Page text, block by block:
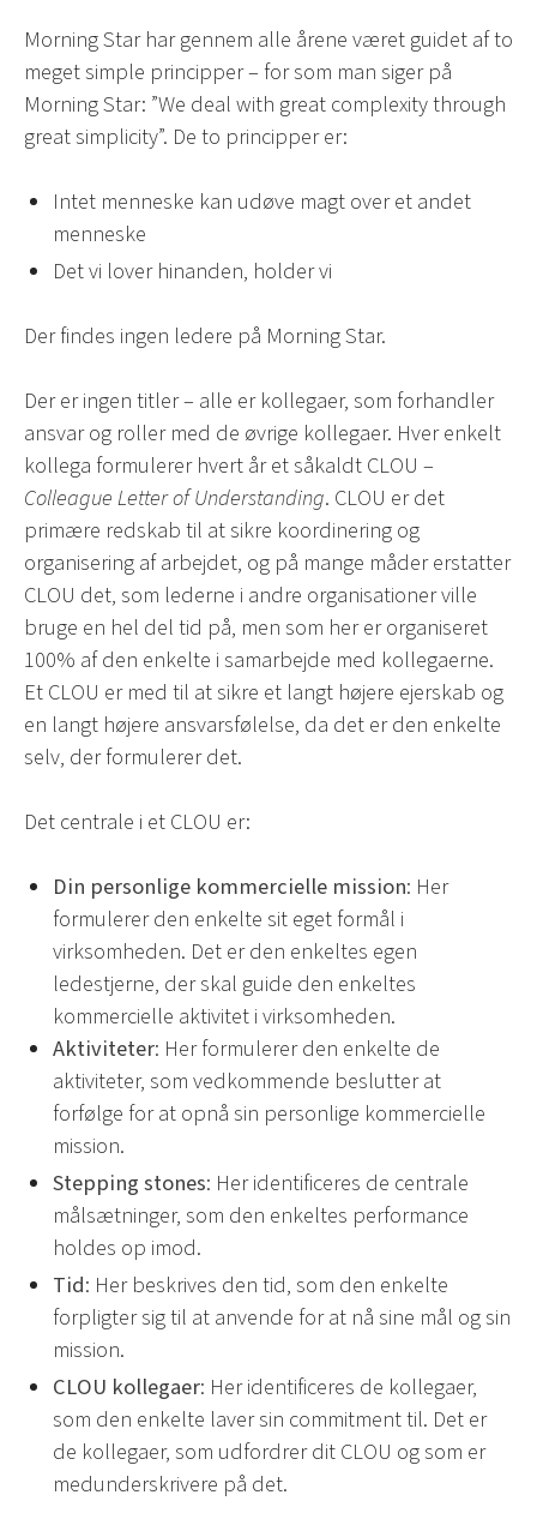
Morning Star har gennem alle årene været guidet af to
meget simple principper – for som man siger på
Morning Star: ”We deal with great complexity through
great simplicity”. De to principper er:
Intet menneske kan udøve magt over et andet
menneske
Det vi lover hinanden, holder vi
Der findes ingen ledere på Morning Star.
Der er ingen titler – alle er kollegaer, som forhandler
ansvar og roller med de øvrige kollegaer. Hver enkelt
kollega formulerer hvert år et såkaldt CLOU –
Colleague Letter of Understanding. CLOU er det
primære redskab til at sikre koordinering og
organisering af arbejdet, og på mange måder erstatter
CLOU det, som lederne i andre organisationer ville
bruge en hel del tid på, men som her er organiseret
100% af den enkelte i samarbejde med kollegaerne.
Et CLOU er med til at sikre et langt højere ejerskab og
en langt højere ansvarsfølelse, da det er den enkelte
selv, der formulerer det.
Det centrale i et CLOU er:
Din personlige kommercielle mission: Her
formulerer den enkelte sit eget formål i
virksomheden. Det er den enkeltes egen
ledestjerne, der skal guide den enkeltes
kommercielle aktivitet i virksomheden.
Aktiviteter: Her formulerer den enkelte de
aktiviteter, som vedkommende beslutter at
forfølge for at opnå sin personlige kommercielle
mission.
Stepping stones: Her identificeres de centrale
målsætninger, som den enkeltes performance
holdes op imod.
Tid: Her beskrives den tid, som den enkelte
forpligter sig til at anvende for at nå sine mål og sin
mission.
CLOU kollegaer: Her identificeres de kollegaer,
som den enkelte laver sin commitment til. Det er
de kollegaer, som udfordrer dit CLOU og som er
medunderskrivere på det.